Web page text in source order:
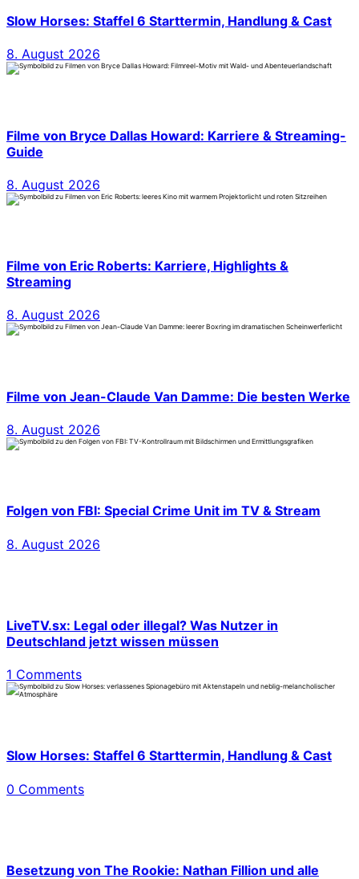
Slow Horses: Staffel 6 Starttermin, Handlung & Cast
8. August 2026
Filme von Bryce Dallas Howard: Karriere & Streaming-
Guide
8. August 2026
Filme von Eric Roberts: Karriere, Highlights &
Streaming
8. August 2026
Filme von Jean-Claude Van Damme: Die besten Werke
8. August 2026
Folgen von FBI: Special Crime Unit im TV & Stream
8. August 2026
LiveTV.sx: Legal oder illegal? Was Nutzer in
Deutschland jetzt wissen müssen
1 Comments
Slow Horses: Staffel 6 Starttermin, Handlung & Cast
0 Comments
Besetzung von The Rookie: Nathan Fillion und alle